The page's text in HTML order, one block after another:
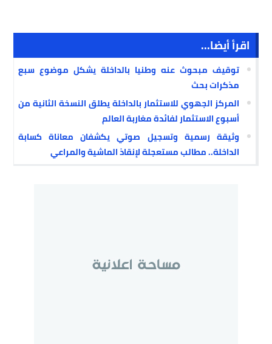
اقرأ أيضا...
توقيف مبحوث عنه وطنيا بالداخلة يشكل موضوع سبع
مذكرات بحث
المركز الجهوي للاستثمار بالداخلة يطلق النسخة الثانية من
أسبوع الاستثمار لفائدة مغاربة العالم
وثيقة رسمية وتسجيل صوتي يكشفان معاناة كسابة
الداخلة.. مطالب مستعجلة لإنقاذ الماشية والمراعي